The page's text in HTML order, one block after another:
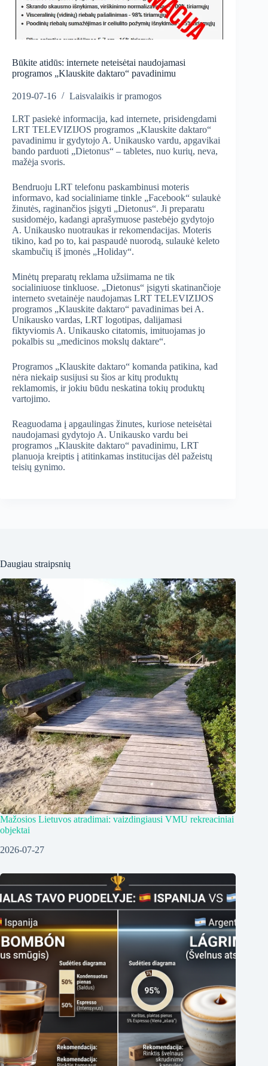
Būkite atidūs: internete neteisėtai naudojamasi
programos „Klauskite daktaro“ pavadinimu
2019-07-16 Laisvalaikis ir pramogos
LRT pasiekė informacija, kad internete, prisidengdami
LRT TELEVIZIJOS programos „Klauskite daktaro“
pavadinimu ir gydytojo A. Unikausko vardu, apgavikai
bando parduoti „Dietonus“ – tabletes, nuo kurių, neva,
mažėja svoris.
Bendruoju LRT telefonu paskambinusi moteris
informavo, kad socialiniame tinkle „Facebook“ sulaukė
žinutės, raginančios įsigyti „Dietonus“. Ji preparatu
susidomėjo, kadangi aprašymuose pastebėjo gydytojo
A. Unikausko nuotraukas ir rekomendacijas. Moteris
tikino, kad po to, kai paspaudė nuorodą, sulaukė keleto
skambučių iš įmonės „Holiday“.
Minėtų preparatų reklama užsiimama ne tik
socialiniuose tinkluose. „Dietonus“ įsigyti skatinančioje
interneto svetainėje naudojamas LRT TELEVIZIJOS
programos „Klauskite daktaro“ pavadinimas bei A.
Unikausko vardas, LRT logotipas, dalijamasi
fiktyviomis A. Unikausko citatomis, imituojamas jo
pokalbis su „medicinos mokslų daktare“.
Programos „Klauskite daktaro“ komanda patikina, kad
nėra niekaip susijusi su šios ar kitų produktų
reklamomis, ir jokiu būdu neskatina tokių produktų
vartojimo.
Reaguodama į apgaulingas žinutes, kuriose neteisėtai
naudojamasi gydytojo A. Unikausko vardu bei
programos „Klauskite daktaro“ pavadinimu, LRT
planuoja kreiptis į atitinkamas institucijas dėl pažeistų
teisių gynimo.
Daugiau straipsnių
Mažosios Lietuvos atradimai: vaizdingiausi VMU rekreaciniai
objektai
2026-07-27